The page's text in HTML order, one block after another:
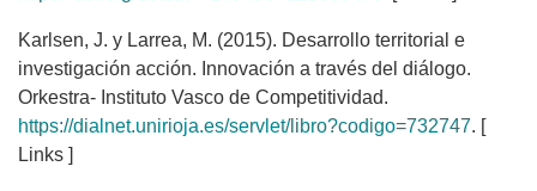
Karlsen, J. y Larrea, M. (2015). Desarrollo territorial e
investigación acción. Innovación a través del diálogo.
Orkestra- Instituto Vasco de Competitividad.
https://dialnet.unirioja.es/servlet/libro?codigo=732747. [
Links ]